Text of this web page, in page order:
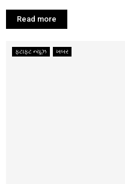
Read more
ફટાફટ ન્યૂઝ ખબર